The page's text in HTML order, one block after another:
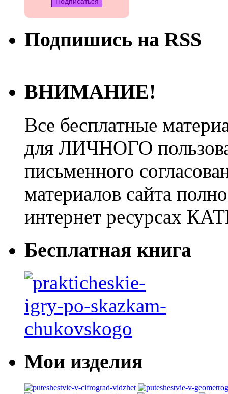
Подпишись на RSS
ВНИМАНИЕ!
Все бесплатные
для ЛИЧНОГО
письменного
материалов сайта
интернет ресурсах
Бесплатная книга
Мои изделия